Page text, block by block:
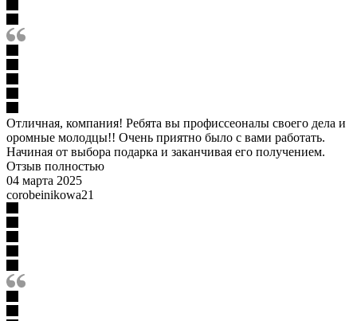
Отличная, компания! Ребята вы профиссеоналы своего дела и
оромные молодцы!! Очень приятно было с вами работать.
Начиная от выбора подарка и заканчивая его получением.
Отзыв полностью
04 марта 2025
corobeinikowa21